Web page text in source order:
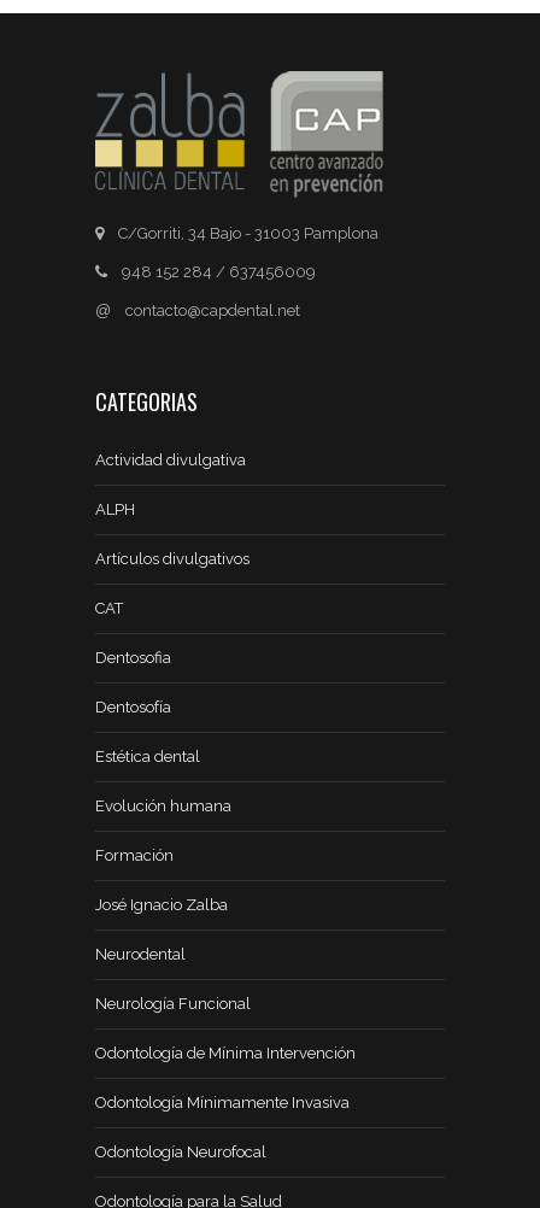
C/Gorriti, 34 Bajo - 31003 Pamplona
948 152 284 / 637456009
@ contacto@capdental.net
CATEGORIAS
Actividad divulgativa
ALPH
Artículos divulgativos
CAT
Dentosofia
Dentosofía
Estética dental
Evolución humana
Formación
José Ignacio Zalba
Neurodental
Neurología Funcional
Odontología de Mínima Intervención
Odontología Mínimamente Invasiva
Odontología Neurofocal
Odontología para la Salud